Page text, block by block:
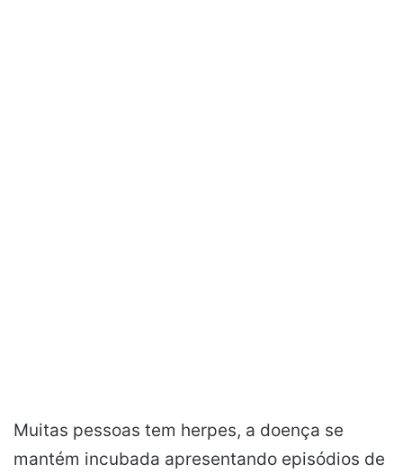
Muitas pessoas tem herpes, a doença se
mantém incubada apresentando episódios de